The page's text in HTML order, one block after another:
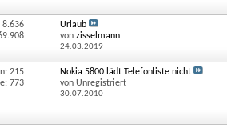
8.636
Urlaub
von zisselmann
24.03.2019
215
773
Nokia 5800 lädt Telefonliste nicht
von Unregistriert
30.07.2010